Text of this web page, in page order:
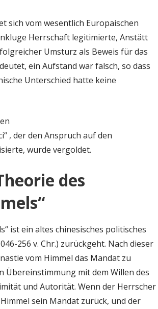
sich vom wesentlich Europaischen
Herrschaft legitimierte, Anstätt
Umsturz als Beweis für das
ein Aufstand war falsch, so dass
Unterschied hatte keine
, der den Anspruch auf den
wurde vergoldet.
des
ist ein altes chinesisches politisches
256 v. Chr.) zurückgeht. Nach dieser
vom Himmel das Mandat zu
Übereinstimmung mit dem Willen des
und Autorität. Wenn der Herrscher
sein Mandat zurück, und der